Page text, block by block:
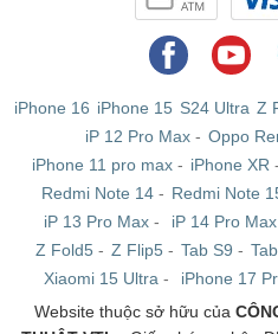
iPhone 16 iPhone 15 S24 Ultra Z
iP 12 Pro Max- Oppo
iPhone 11 pro max- iPhone XR-
Redmi Note 14 - Redmi Note
iP 13 Pro Max - iP 14 Pro Max
Z Fold5 - Z Flip5 - Tab S9 -
Xiaomi 15 Ultra- iPhone 17
Website thuộc sở hữu của